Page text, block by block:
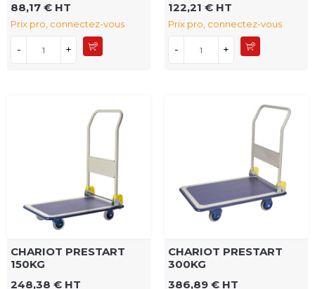
88,17 € HT
Prix pro, connectez-vous
- +
122,21 € HT
Prix pro, connectez-vous
- +
CHARIOT PRESTART
150KG
248,38 € HT
CHARIOT PRESTART
300KG
386,89 € HT